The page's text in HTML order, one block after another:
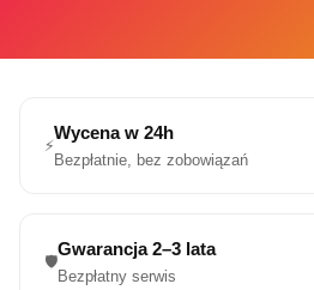
⚡
Wycena w 24h
Bezpłatnie, bez zobowiązań
🛡️
Gwarancja 2–3 lata
Bezpłatny serwis